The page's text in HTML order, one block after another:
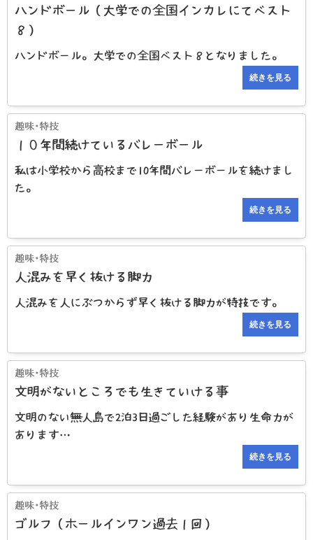
ハンドボール（大学での全国インカレにてベスト
８）
ハンドボール。大学での全国ベスト８となりました。
続きを見る
１０年間続けているバレーボール
私は小学校から高校まで10年間バレーボールを続けまし
た。
続きを見る
人混みを早く抜ける脚力
人混みを人にぶつからず早く抜ける脚力が特技です。
続きを見る
文明がないところでも生きていける事
文明のない無人島で2泊3日過ごした経験があり生命力が
あります…
続きを見る
ゴルフ（ホールインワン過去１回）